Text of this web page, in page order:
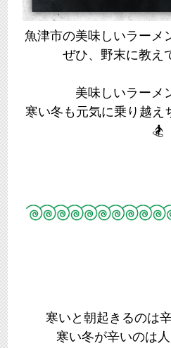
魚津市の美味しいラーメ
ぜひ、野末に教え
美味しいラーメ
寒い冬も元気に乗り越
🏂
寒いと朝起きるのは
寒い冬が辛いのは人